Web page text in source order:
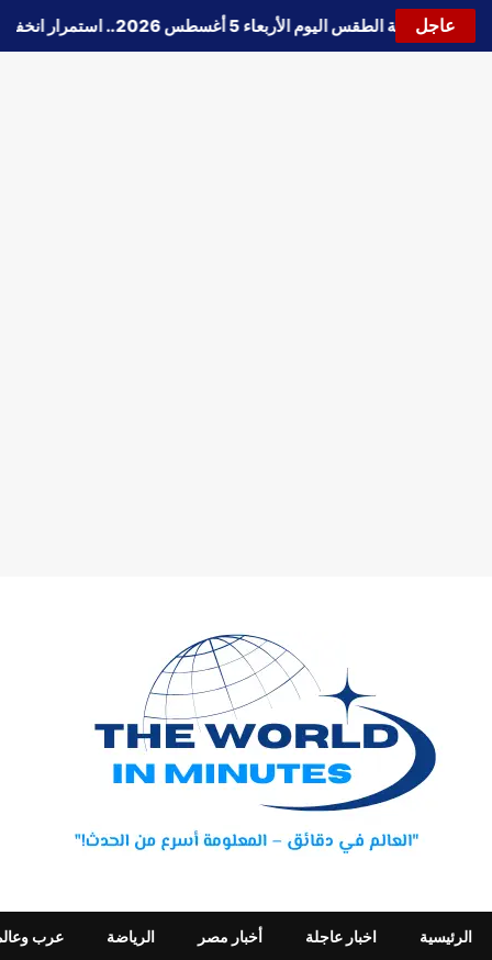
عاجل 🔵حالة الطقس اليوم الأربعاء 5 أغسطس 2026.. استمرار انخفاض الحرارة وتحذيرات من الشبورة واضطراب الملاحة
الرئيسية اخبار عاجلة أخبار مصر الرياضة عرب